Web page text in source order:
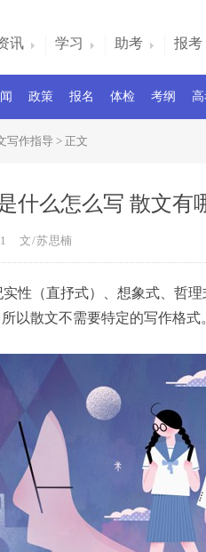
讯 学习 助考 报考
政策 报名 体检 考纲
写作指导 > 正文
什么怎么写 散文有
文/苏思楠
性（直抒式）、想象式、哲
以散文不需要特定的写作格式